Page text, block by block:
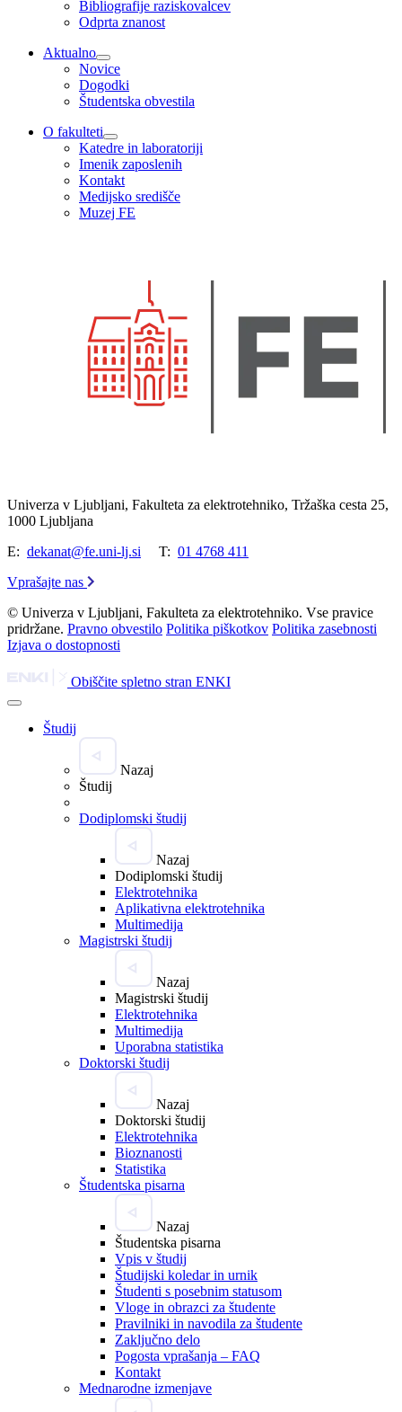
Bibliografije raziskovalcev
Odprta znanost
Aktualno
Novice
Dogodki
Študentska obvestila
O fakulteti
Katedre in laboratoriji
Imenik zaposlenih
Kontakt
Medijsko središče
Muzej FE
Univerza v Ljubljani, Fakulteta za elektrotehniko, Tržaška cesta 25,
1000 Ljubljana
E: dekanat@fe.uni-lj.si T: 01 4768 411
Vprašajte nas
© Univerza v Ljubljani, Fakulteta za elektrotehniko. Vse pravice
pridržane. Pravno obvestilo Politika piškotkov Politika zasebnosti
Izjava o dostopnosti
Obiščite spletno stran ENKI
Študij
Nazaj
Študij
Dodiplomski študij
Nazaj
Dodiplomski študij
Elektrotehnika
Aplikativna elektrotehnika
Multimedija
Magistrski študij
Nazaj
Magistrski študij
Elektrotehnika
Multimedija
Uporabna statistika
Doktorski študij
Nazaj
Doktorski študij
Elektrotehnika
Bioznanosti
Statistika
Študentska pisarna
Nazaj
Študentska pisarna
Vpis v študij
Študijski koledar in urnik
Študenti s posebnim statusom
Vloge in obrazci za študente
Pravilniki in navodila za študente
Zaključno delo
Pogosta vprašanja – FAQ
Kontakt
Mednarodne izmenjave